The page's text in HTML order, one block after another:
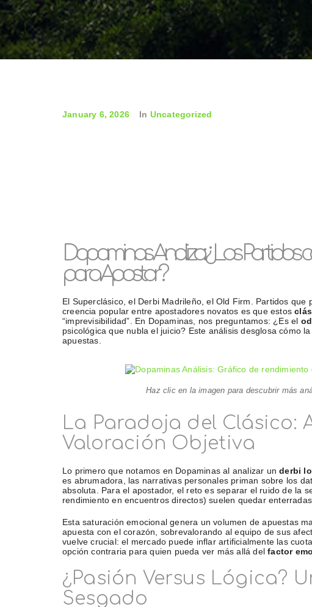
January 6, 2026 In Uncategorized
Dopaminas Analiza: ¿Los Partidos
para Apostar?
El Superclásico, el Derbi Madrileño, el Old Firm. Partidos
creencia popular entre apostadores novatos es que estos
“imprevisibilidad”. En Dopaminas, nos preguntamos: ¿Es el
psicológica que nubla el juicio? Este análisis desglosa cómo la
apuestas.
Haz clic en la imagen para descubrir más
La Paradoja del Clásico:
Valoración Objetiva
Lo primero que notamos en Dopaminas al analizar underbi
es abrumadora, las narrativas personales priman sobre los
absoluta. Para el apostador, el reto es separar el ruido de la
rendimiento en encuentros directos) suelen quedar
Esta saturación emocional genera un volumen de apuestas
apuesta con el corazón, sobrevalorando al equipo de sus
vuelve crucial: el mercado puede inflar artificialmente las
opción contraria para quien pueda ver más allá delfactor
¿Pasión Versus Lógica?
Sesgado